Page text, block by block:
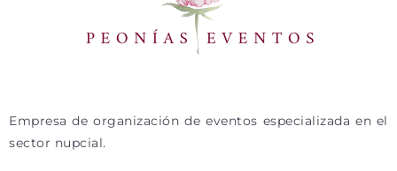
Empresa de organización de eventos especializada en el
sector nupcial.